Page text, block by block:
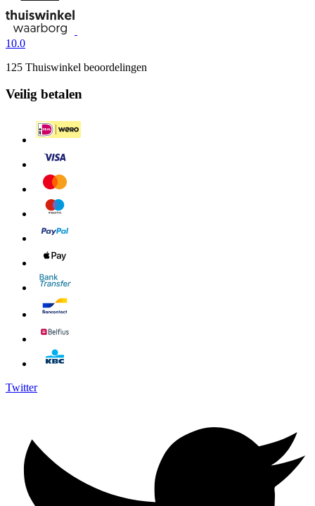
10.0
125 Thuiswinkel beoordelingen
Veilig betalen
Twitter